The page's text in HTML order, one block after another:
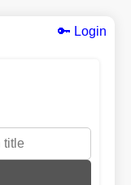
🔑 Login